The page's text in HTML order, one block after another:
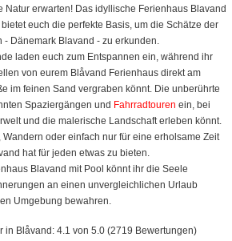
Natur erwarten! Das idyllische Ferienhaus Blavand
euch die perfekte Basis, um die Schätze der
Dänemark Blavand - zu erkunden.
laden euch zum Entspannen ein, während ihr
von eurem Blåvand Ferienhaus direkt am
im feinen Sand vergraben könnt. Die unberührte
Spaziergängen und Fahrradtouren ein, bei
und die malerische Landschaft erleben könnt.
oder einfach nur für eine erholsame Zeit
hat für jeden etwas zu bieten.
Blavand mit Pool könnt ihr die Seele
an einen unvergleichlichen Urlaub
Umgebung bewahren.
in Blåvand: 4.1 von 5.0 (2719 Bewertungen)